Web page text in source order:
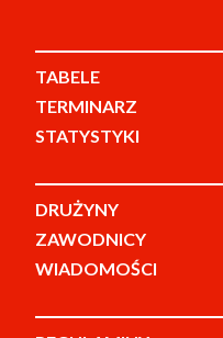
TABELE
TERMINARZ
STATYSTYKI
DRUŻYNY
ZAWODNICY
WIADOMOŚCI